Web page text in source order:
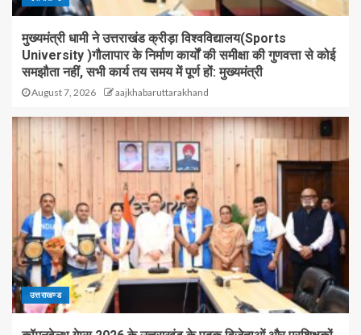
मुख्यमंत्री धामी ने उत्तराखंड क्रीड़ा विश्वविद्यालय(Sports
University )गौलापार के निर्माण कार्यों की समीक्षा की गुणवत्ता से कोई
समझौता नहीं, सभी कार्य तय समय में पूर्ण हों: मुख्यमंत्री
August 7, 2026 aajkhabaruttarakhand
उत्तराखण्ड